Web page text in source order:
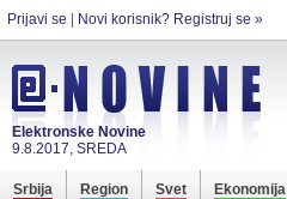
Prijavi se Novi korisnik? Registruj se »
Elektronske Novine
9.8.2017, SREDA
Srbija Region Svet Ekonomija